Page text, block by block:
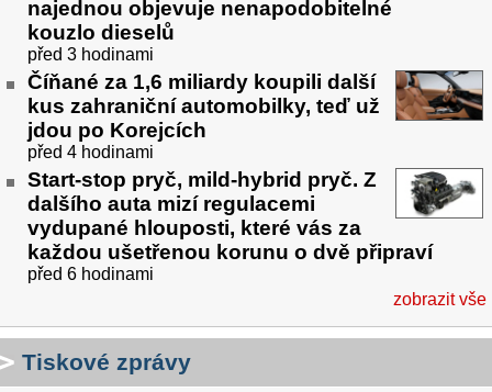
najednou objevuje nenapodobitelné
kouzlo dieselů
před 3 hodinami
Číňané za 1,6 miliardy koupili další
kus zahraniční automobilky, teď už
jdou po Korejcích
před 4 hodinami
Start-stop pryč, mild-hybrid pryč. Z
dalšího auta mizí regulacemi
vydupané hlouposti, které vás za
každou ušetřenou korunu o dvě připraví
před 6 hodinami
zobrazit vše
Tiskové zprávy